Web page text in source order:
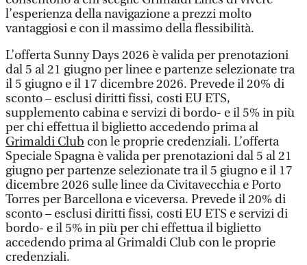
l’esperienza della navigazione a prezzi molto
vantaggiosi e con il massimo della flessibilità.
L’offerta Sunny Days 2026 è valida per prenotazioni
dal 5 al 21 giugno per linee e partenze selezionate tra
il 5 giugno e il 17 dicembre 2026. Prevede il 20% di
sconto – esclusi diritti fissi, costi EU ETS,
supplemento cabina e servizi di bordo- e il 5% in più
per chi effettua il biglietto accedendo prima al
Grimaldi Club con le proprie credenziali. L’offerta
Speciale Spagna è valida per prenotazioni dal 5 al 21
giugno per partenze selezionate tra il 5 giugno e il 17
dicembre 2026 sulle linee da Civitavecchia e Porto
Torres per Barcellona e viceversa. Prevede il 20% di
sconto – esclusi diritti fissi, costi EU ETS e servizi di
bordo- e il 5% in più per chi effettua il biglietto
accedendo prima al Grimaldi Club con le proprie
credenziali.